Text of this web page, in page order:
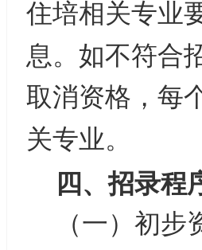
住培相关专业
息。如不符合
取消资格，每
关专业。
四、招录程
（一）初